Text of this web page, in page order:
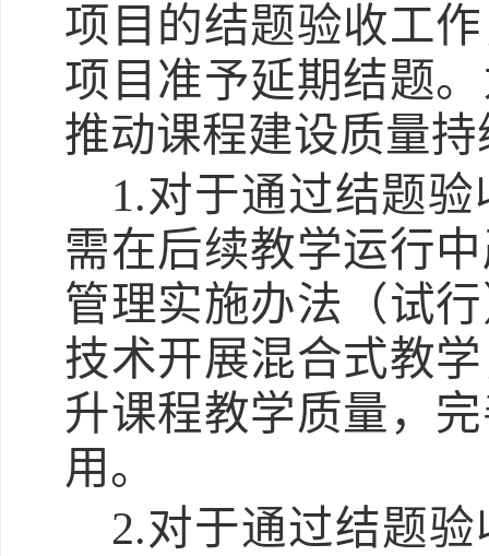
项目的结题验收工作
项目准予延期结题
推动课程建设质量
1.对于通过结题
需在后续教学运行
管理实施办法（试
技术开展混合式教
升课程教学质量，
用。
2.对于通过结题